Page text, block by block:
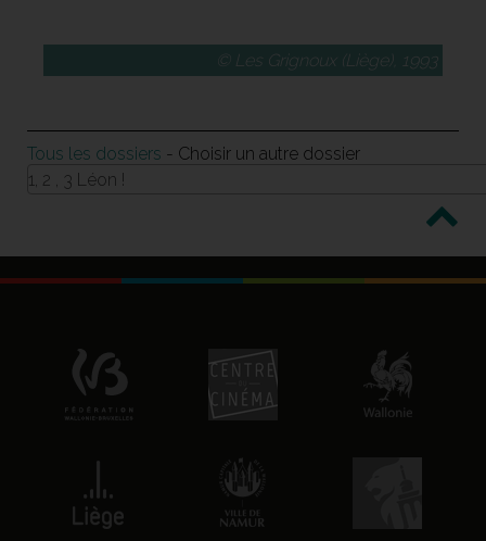
© Les Grignoux (Liège), 1993
Tous les dossiers - Choisir un autre dossier
1, 2 , 3 Léon !